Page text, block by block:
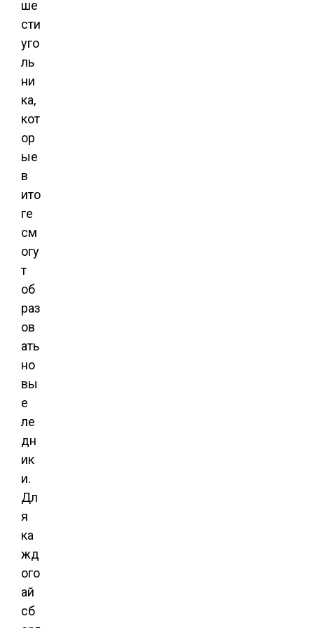
ше
сти
уго
ль
ни
ка,
кот
ор
ые
в
ито
ге
см
огу
т
об
раз
ов
ать
но
вы
е
ле
дн
ик
и.
Дл
я
ка
жд
ого
ай
сб